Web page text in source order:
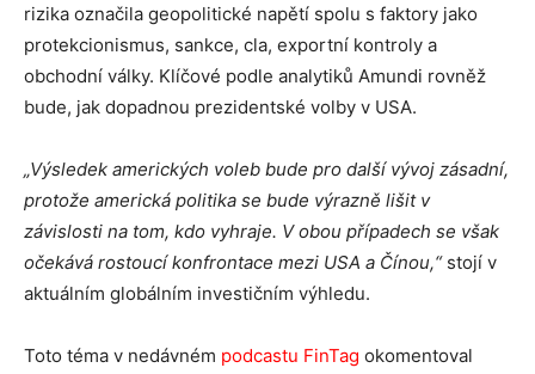
rizika označila geopolitické napětí spolu s faktory jako
protekcionismus, sankce, cla, exportní kontroly a
obchodní války. Klíčové podle analytiků Amundi rovněž
bude, jak dopadnou prezidentské volby v USA.
„Výsledek amerických voleb bude pro další vývoj zásadní,
protože americká politika se bude výrazně lišit v
závislosti na tom, kdo vyhraje. V obou případech se však
očekává rostoucí konfrontace mezi USA a Čínou,“stojí v
aktuálním globálním investičním výhledu.
Toto téma v nedávném podcastu FinTag okomentoval